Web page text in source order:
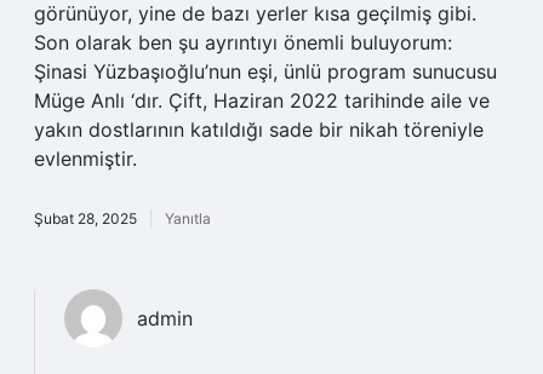
görünüyor, yine de bazı yerler kısa geçilmiş gibi.
Son olarak ben şu ayrıntıyı önemli buluyorum:
Şinasi Yüzbaşıoğlu’nun eşi, ünlü program sunucusu
Müge Anlı ‘dır. Çift, Haziran 2022 tarihinde aile ve
yakın dostlarının katıldığı sade bir nikah töreniyle
evlenmiştir.
Şubat 28, 2025 Yanıtla
admin